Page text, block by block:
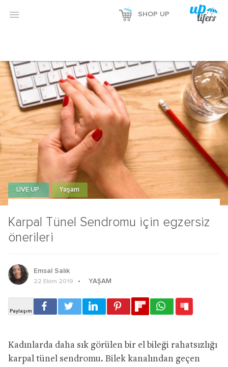
 SHOP UP
Karpal Tünel Sendromu için egzersiz
önerileri
LIVE UP Yaşam
Emsal Salık
22 Ekim 2019 YAŞAM
Kadınlarda daha sık görülen bir el bileği rahatsızlığı
karpal tünel sendromu. Bilek kanalından geçen